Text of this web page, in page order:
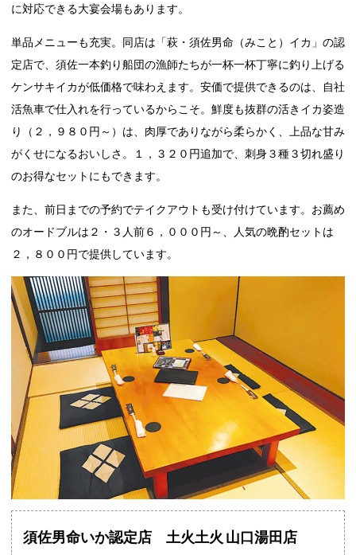
に対応できる大宴会場もあります。
単品メニューも充実。同店は「萩・須佐男命（みこと）イカ」の認
定店で、須佐一本釣り船団の漁師たちが一杯一杯丁寧に釣り上げる
ケンサキイカが低価格で味わえます。安価で提供できるのは、自社
活魚車で仕入れを行っているからこそ。鮮度も抜群の活きイカ姿造
り（２，９８０円～）は、肉厚でありながら柔らかく、上品な甘み
がくせになるおいしさ。１，３２０円追加で、刺身３種３切れ盛り
のお得なセットにもできます。
また、前日までの予約でテイクアウトも受け付けています。お薦め
のオードブルは２・３人前６，０００円～、人気の晩酌セットは
２，８００円で提供しています。
須佐男命いか認定店 土火土火 山口湯田店